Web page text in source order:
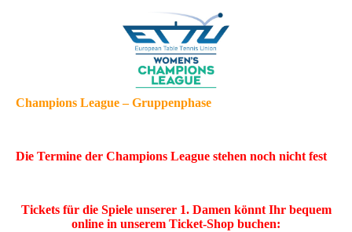
Champions League – Gruppenphase
Die Termine der Champions League stehen noch nicht fest
Tickets für die Spiele unserer 1. Damen könnt Ihr bequem
online in unserem Ticket-Shop buchen: